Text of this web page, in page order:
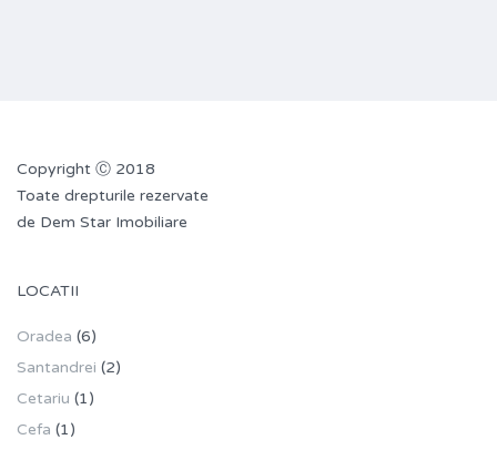
Copyright Ⓒ 2018
Toate drepturile rezervate
de Dem Star Imobiliare
LOCATII
Oradea (6)
Santandrei (2)
Cetariu (1)
Cefa (1)